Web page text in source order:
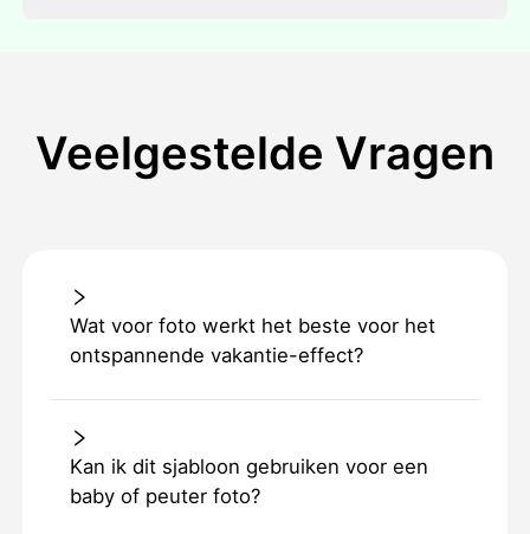
Veelgestelde Vragen
Wat voor foto werkt het beste voor het
ontspannende vakantie-effect?
Kan ik dit sjabloon gebruiken voor een
baby of peuter foto?